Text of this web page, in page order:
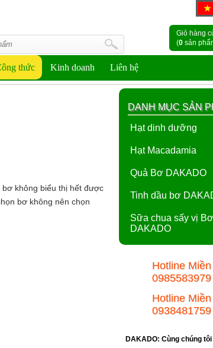
Giỏ hàng
(0 sản
thức Kinh doanh Liên hệ
không biểu thị hết được
bơ không nên chọn
DANH MỤC SẢN
Hạt dinh dưỡng
Hạt Macadamia
Quả Bơ DAKADO
Tinh dầu bơ
Sữa chua sấy vị Bơ
DAKADO
Hotline
0985583979
Hotline
0938481759
DAKADO: Cùng chúng